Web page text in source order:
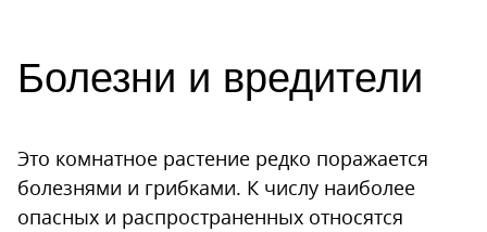
Болезни и вредители
Это комнатное растение редко поражается
болезнями и грибками. К числу наиболее
опасных и распространенных относятся